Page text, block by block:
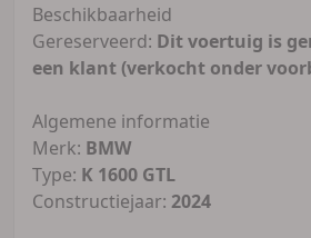
Beschikbaarheid
Gereserveerd: Dit voertuig is
een klant (verkocht onder
Algemene informatie
Merk: BMW
Type: K 1600 GTL
Constructiejaar: 2024